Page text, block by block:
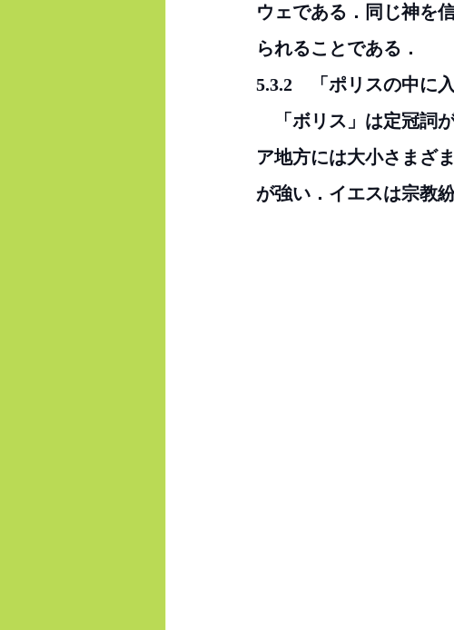
ウェである．同じ神を
られることである．
5.3.2　「ポリスの中に
「ボリス」は定冠詞
ア地方には大小さまざ
が強い．イエスは宗教